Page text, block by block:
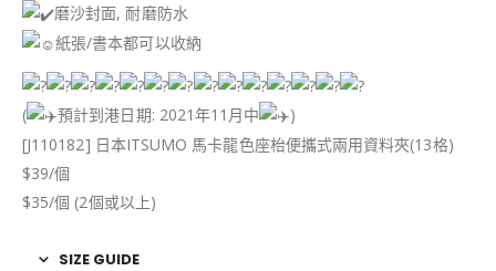
磨沙封面, 耐磨防水
紙張/書本都可以收納
( 預計到港日期: 2021年11月中
)
[J110182] 日本ITSUMO 馬卡龍色座枱便攜式兩用資料夾(13格)
$39/個
$35/個 (2個或以上)
SIZE GUIDE